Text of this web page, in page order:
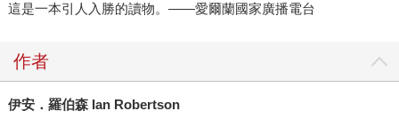
這是一本引人入勝的讀物。——愛爾蘭國家廣播電台
作者
伊安．羅伯森 Ian Robertson